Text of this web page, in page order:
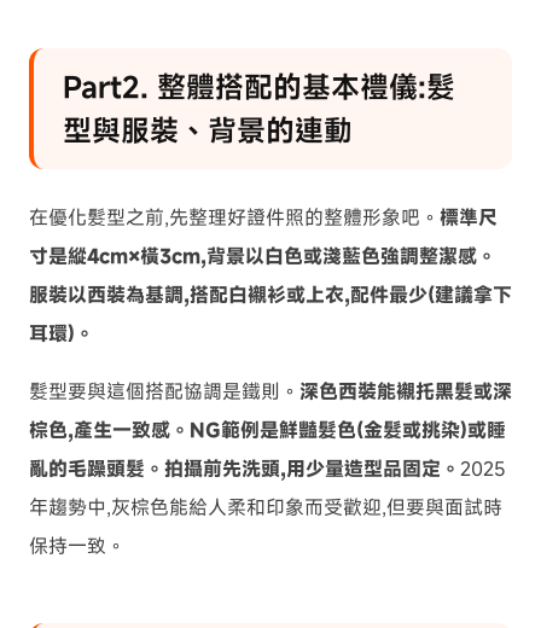
Part2. 整體搭配的基本禮儀:髮
型與服裝、背景的連動
在優化髮型之前,先整理好證件照的整體形象吧。 標準尺
寸是縱4cm×橫3cm,背景以白色或淺藍色強調整潔感。
服裝以西裝為基調,搭配白襯衫或上衣,配件最少(建議拿下
耳環)。
髮型要與這個搭配協調是鐵則。 深色西裝能襯托黑髮或深
棕色,產生一致感。NG範例是鮮豔髮色(金髮或挑染)或睡
亂的毛躁頭髮。拍攝前先洗頭,用少量造型品固定。 2025
年趨勢中,灰棕色能給人柔和印象而受歡迎,但要與面試時
保持一致。